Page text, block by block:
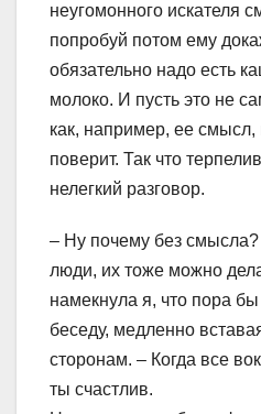
неугомонного искателя
попробуй потом ему
обязательно надо есть
молоко. И пусть это не
как, например, ее
поверит. Так что
нелегкий разговор.
– Ну почему без смысла?
люди, их тоже можно
намекнула я, что пора
беседу, медленно
сторонам. – Когда все
ты счастлив.